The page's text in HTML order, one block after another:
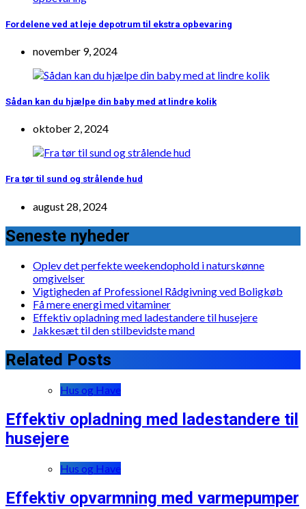
Fordelene ved at leje depotrum til ekstra opbevaring
november 9, 2024
Sådan kan du hjælpe din baby med at lindre kolik
oktober 2, 2024
Fra tør til sund og strålende hud
august 28, 2024
Seneste nyheder
Oplev det perfekte weekendophold i naturskønne
omgivelser
Vigtigheden af Professionel Rådgivning ved Boligkøb
Få mere energi med vitaminer
Effektiv opladning med ladestandere til husejere
Jakkesæt til den stilbevidste mand
Related Posts
Hus og Have
Effektiv opladning med ladestandere til
husejere
Hus og Have
Effektiv opvarmning med varmepumper